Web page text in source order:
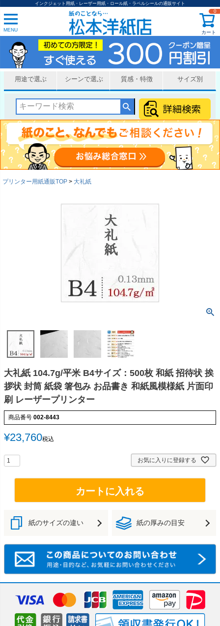
インクジェット用紙・レーザー用紙・ロール紙・ラベルシールの通販サイト
MENU カート
0
用途で選ぶ シーンで選ぶ 質感・特徴 サイズ別
プリンター用紙通販TOP 大礼紙
大礼紙 104.7g/平米 B4サイズ：500枚 和紙 招待状 挨
拶状 封筒 紙袋 箸包み お品書き 和紙風模様紙 片面印
刷 レーザープリンター
商品番号 002-8443
¥23,760税込
お気に入りに登録する
カートに入れる
紙のサイズの違い 紙の厚みの目安